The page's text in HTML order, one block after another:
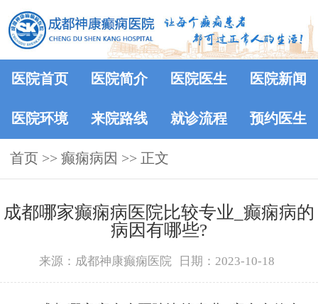
医院首页 医院简介 医院医生 医院新闻
医院环境 来院路线 就诊流程 预约医生
首页 >> 癫痫病因 >> 正文
成都哪家癫痫病医院比较专业_癫痫病的
病因有哪些?
来源：成都神康癫痫医院 日期：2023-10-18